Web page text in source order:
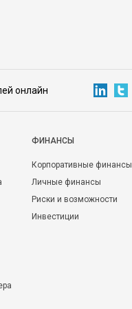
онлайн
ФИНАНСЫ
Корпоративные финансы
Личные финансы
Риски и возможности
Инвестиции